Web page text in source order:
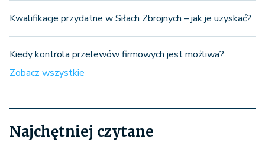
Kwalifikacje przydatne w Siłach Zbrojnych – jak je uzyskać?
Kiedy kontrola przelewów firmowych jest możliwa?
Zobacz wszystkie
Najchętniej czytane